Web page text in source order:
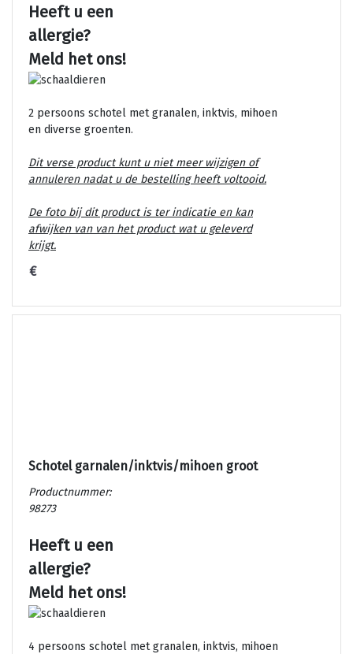
Heeft u een
allergie?
Meld het ons!
2 persoons schotel met granalen, inktvis, mihoen
en diverse groenten.
Dit verse product kunt u niet meer wijzigen of
annuleren nadat u de bestelling heeft voltooid.
De foto bij dit product is ter indicatie en kan
afwijken van van het product wat u geleverd
krijgt.
€
Schotel garnalen/inktvis/mihoen groot
Productnummer:
98273
Heeft u een
allergie?
Meld het ons!
4 persoons schotel met granalen, inktvis, mihoen